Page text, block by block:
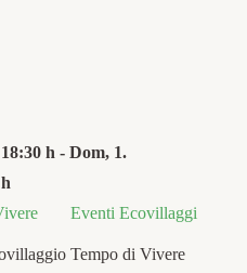
h - Dom, 1.
Eventi Ecovillaggi
Tempo di Vivere